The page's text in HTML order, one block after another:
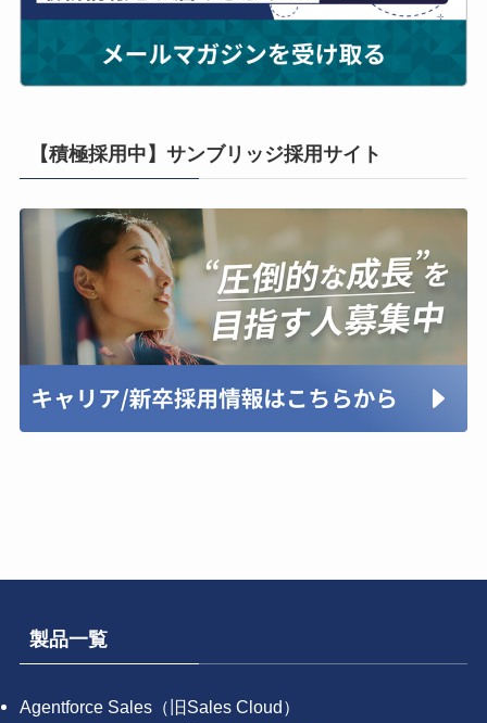
【積極採用中】サンブリッジ採用サイト
製品一覧
Agentforce Sales（旧Sales Cloud）